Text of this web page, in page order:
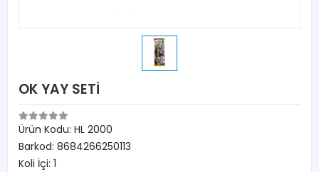
OK YAY SETİ
Ürün Kodu: HL 2000
Barkod: 8684266250113
Koli İçi: 1